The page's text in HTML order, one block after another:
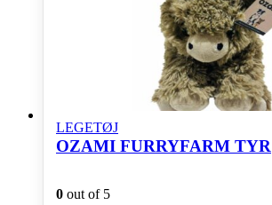
LEGETØJ
OZAMI FURRYFARM TYR
0 out of 5